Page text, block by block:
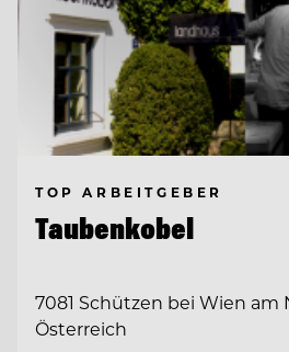
TOP ARBEITGEBER
Taubenkobel
7081 Schützen bei Wien am
Österreich